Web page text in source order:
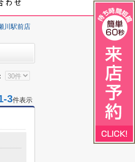
川駅前店
3件表示